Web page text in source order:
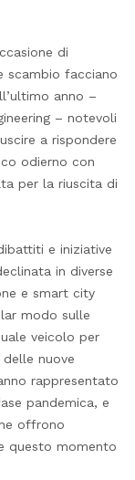
di
scambio facciano
anno –
– notevoli
a rispondere
odierno con
per la riuscita di
e iniziative
in diverse
e smart city
modo sulle
veicolo per
nuove
rappresentato
pandemica, e
offrono
questo momento